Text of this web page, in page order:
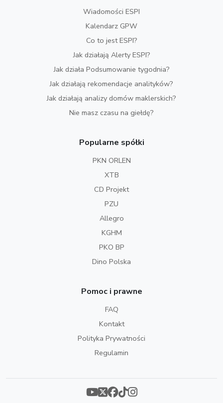
Wiadomości ESPI
Kalendarz GPW
Co to jest ESPI?
Jak działają Alerty ESPI?
Jak działa Podsumowanie tygodnia?
Jak działają rekomendacje analityków?
Jak działają analizy domów maklerskich?
Nie masz czasu na giełdę?
Popularne spółki
PKN ORLEN
XTB
CD Projekt
PZU
Allegro
KGHM
PKO BP
Dino Polska
Pomoc i prawne
FAQ
Kontakt
Polityka Prywatności
Regulamin